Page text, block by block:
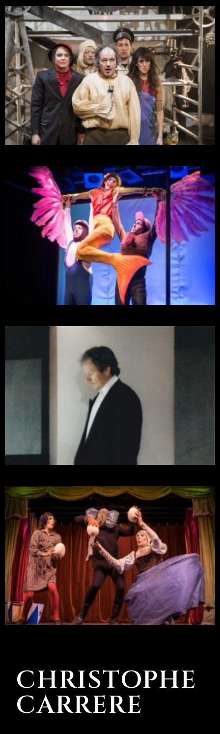
CHRISTOPHE
CARRERE